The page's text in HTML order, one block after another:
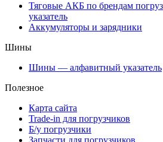
Тяговые АКБ по брендам
указатель
Аккумуляторы и зарядники
Шины
Шины — алфавитный указатель
Полезное
Карта сайта
Trade-in для погрузчиков
Б/у погрузчики